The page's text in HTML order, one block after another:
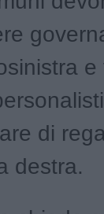
e
di
destra.